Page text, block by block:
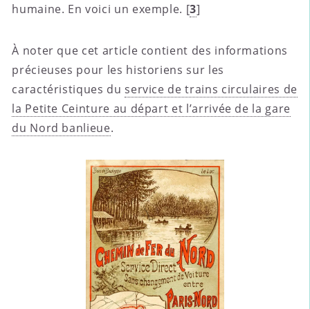
humaine. En voici un exemple. [3]
À noter que cet article contient des informations
précieuses pour les historiens sur les
caractéristiques duservice de trains circulaires de
la Petite Ceinture au départ et l’arrivée de la gare
du Nord banlieue.